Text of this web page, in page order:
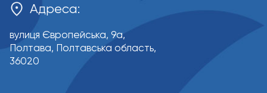
Адреса:
вулиця Європейська, 9a,
Полтава, Полтавська область,
36020